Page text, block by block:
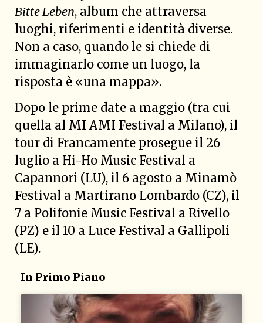
Bitte Leben, album che attraversa
luoghi, riferimenti e identità diverse.
Non a caso, quando le si chiede di
immaginarlo come un luogo, la
risposta è «una mappa».
Dopo le prime date a maggio (tra cui
quella al MI AMI Festival a Milano), il
tour di Francamente prosegue il 26
luglio a Hi-Ho Music Festival a
Capannori (LU), il 6 agosto a Minamò
Festival a Martirano Lombardo (CZ), il
7 a Polifonie Music Festival a Rivello
(PZ) e il 10 a Luce Festival a Gallipoli
(LE).
In Primo Piano